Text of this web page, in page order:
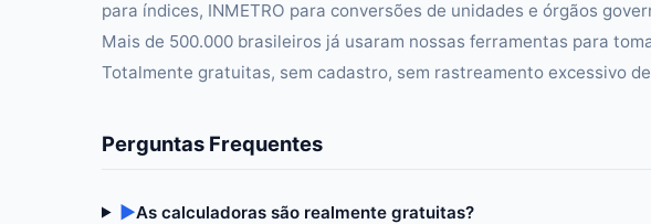
para índices, INMETRO para conversões de unidades e órgãos
Mais de 500.000 brasileiros já usaram nossas ferramentas para
Totalmente gratuitas, sem cadastro, sem rastreamento excessivo
Perguntas Frequentes
▶As calculadoras são realmente gratuitas?